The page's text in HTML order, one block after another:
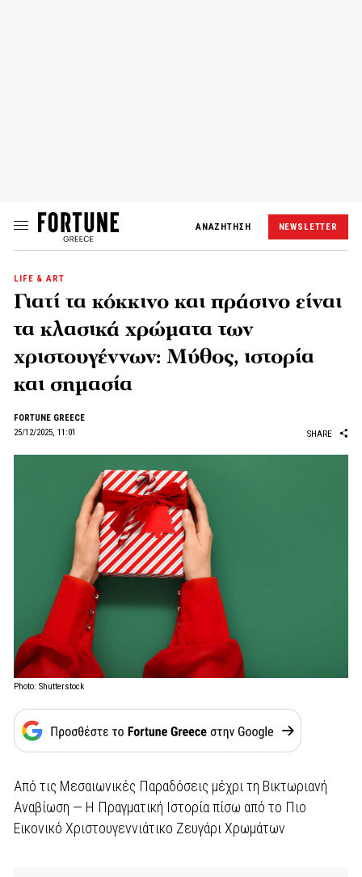
ΑΝΑΖΗΤΗΣΗ NEWSLETTER
LIFE & ART
Γιατί τα κόκκινο και πράσινο είναι
τα κλασικά χρώματα των
χριστουγέννων: Μύθος, ιστορία
και σημασία
FORTUNE GREECE
25/12/2025, 11:01
SHARE
Photo: Shutterstock
Από τις Μεσαιωνικές Παραδόσεις μέχρι τη Βικτωριανή
Αναβίωση — Η Πραγματική Ιστορία πίσω από το Πιο
Εικονικό Χριστουγεννιάτικο Ζευγάρι Χρωμάτων